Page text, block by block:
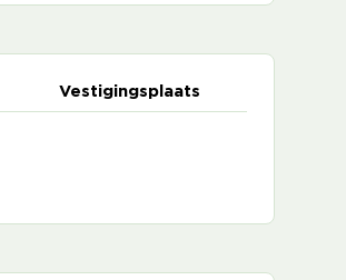
Vestigingsplaats